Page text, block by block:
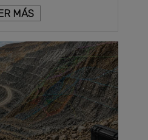
MÁS